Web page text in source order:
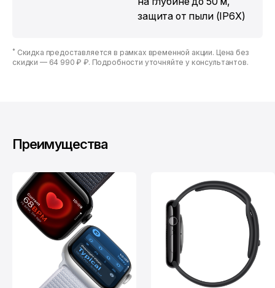
защита от пыли (IP6X)
* Скидка предоставляется в рамках временной акции. Цена без
скидки — 64 990 ₽ ₽. Подробности уточняйте у консультантов.
Преимущества